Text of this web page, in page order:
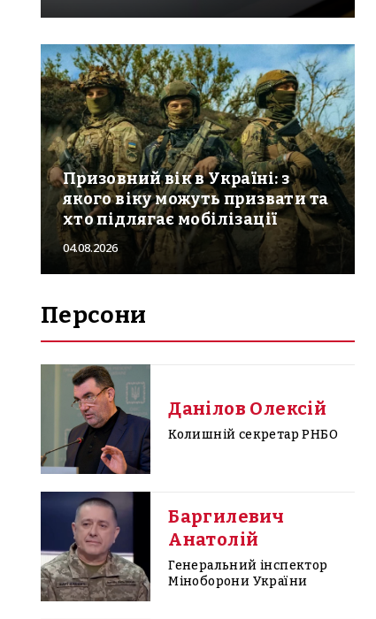
Призовний вік в Україні: з
якого віку можуть призвати та
хто підлягає мобілізації
04.08.2026
Персони
Данілов Олексій
Колишній секретар РНБО
Баргилевич
Анатолій
Генеральний інспектор
Міноборони України